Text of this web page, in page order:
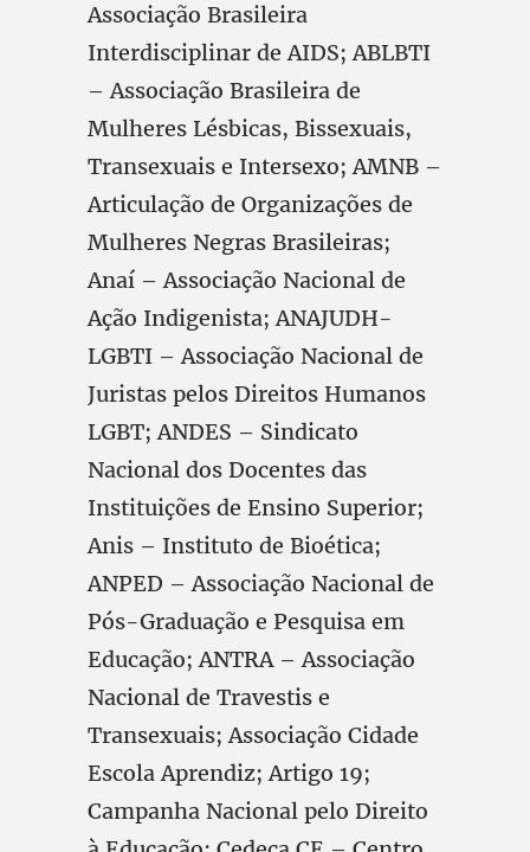
Associação Brasileira
Interdisciplinar de AIDS; ABLBTI
– Associação Brasileira de
Mulheres Lésbicas, Bissexuais,
Transexuais e Intersexo; AMNB –
Articulação de Organizações de
Mulheres Negras Brasileiras;
Anaí – Associação Nacional de
Ação Indigenista; ANAJUDH-
LGBTI – Associação Nacional de
Juristas pelos Direitos Humanos
LGBT; ANDES – Sindicato
Nacional dos Docentes das
Instituições de Ensino Superior;
Anis – Instituto de Bioética;
ANPED – Associação Nacional de
Pós-Graduação e Pesquisa em
Educação; ANTRA – Associação
Nacional de Travestis e
Transexuais; Associação Cidade
Escola Aprendiz; Artigo 19;
Campanha Nacional pelo Direito